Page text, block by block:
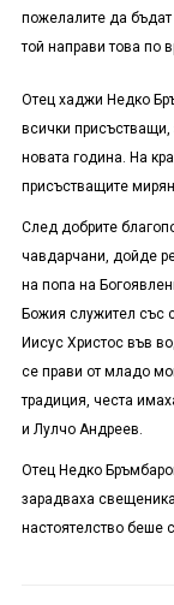
пожелалите да
той направи това по
Отец хаджи Недко
всички присъстващи,
новата година. На
присъстващите
След добрите
чавдарчани, дойде
на попа на
Божия служител със
Иисус Христос във
се прави от младо
традиция, честа
и Лулчо Андреев.
Отец Недко
зарадваха
настоятелство беше